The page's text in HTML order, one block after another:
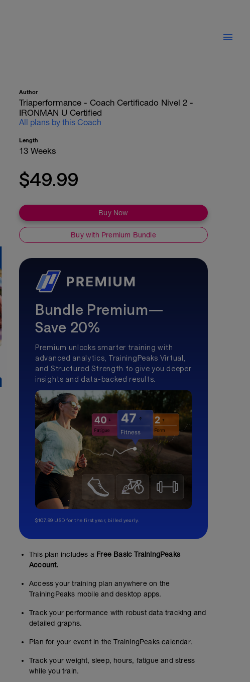
Author
Triaperformance - Coach Certificado Nivel 2 -
IRONMAN U Certified
All plans by this Coach
Length
13 Weeks
$49.99
Buy Now
Buy with Premium Bundle
Bundle Premium—
Save 20%
Premium unlocks smarter training with
advanced analytics, TrainingPeaks Virtual,
and Structured Strength to give you deeper
insights and data-backed results.
$107.99 USD for the first year, billed yearly.
This plan includes a Free Basic TrainingPeaks
Account.
Access your training plan anywhere on the
TrainingPeaks mobile and desktop apps.
Track your performance with robust data tracking and
detailed graphs.
Plan for your event in the TrainingPeaks calendar.
Track your weight, sleep, hours, fatigue and stress
while you train.